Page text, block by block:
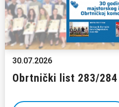
30.07.2026
Obrtnički list 283/284